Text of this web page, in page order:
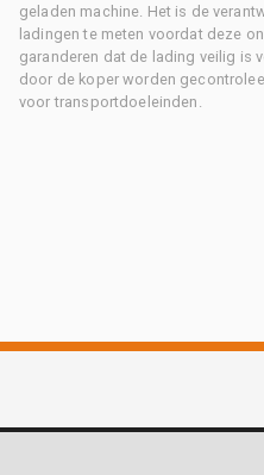
geladen machine. Het is de
ladingen te meten voordat deze
garanderen dat de lading veilig is
door de koper worden
voor transportdoeleinden.